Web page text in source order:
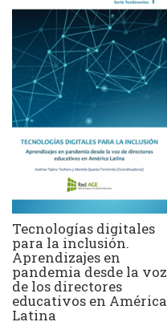
Tecnologías digitales
para la inclusión.
Aprendizajes en
pandemia desde la voz
de los directores
educativos en América
Latina